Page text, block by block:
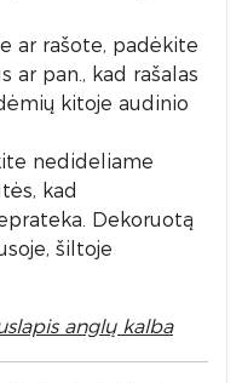
ar rašote, padėkite
ar pan., kad rašalas
kitoje audinio
nedideliame
kad
Dekoruotą
šiltoje
anglų kalba